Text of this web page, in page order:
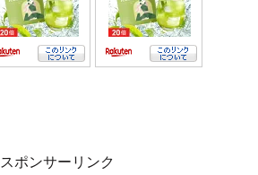
スポンサーリンク